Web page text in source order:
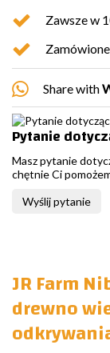
Zawsze w
Share with
Pytanie
Masz pytanie
chętnie Ci
Wyślij pytanie
JR Farm
drewno